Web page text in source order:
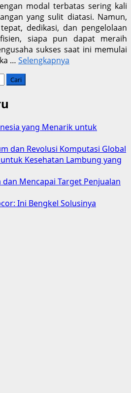
modal terbatas sering kali
yang sulit diatasi. Namun,
dedikasi, dan pengelolaan
siapa pun dapat meraih
sukses saat ini memulai
… Selengkapnya
yang Menarik untuk
dan Revolusi Komputasi Global
Kesehatan Lambung yang
Mencapai Target Penjualan
Ini Bengkel Solusinya